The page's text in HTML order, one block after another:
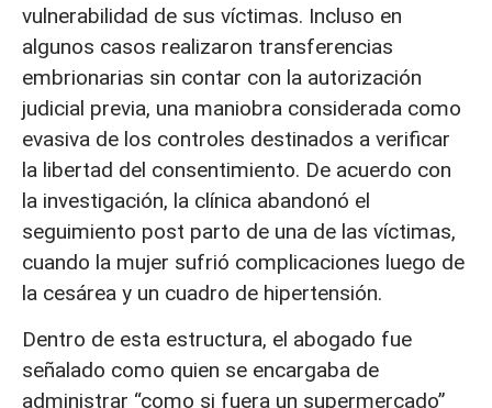
vulnerabilidad de sus víctimas. Incluso en
algunos casos realizaron transferencias
embrionarias sin contar con la autorización
judicial previa, una maniobra considerada como
evasiva de los controles destinados a verificar
la libertad del consentimiento. De acuerdo con
la investigación, la clínica abandonó el
seguimiento post parto de una de las víctimas,
cuando la mujer sufrió complicaciones luego de
la cesárea y un cuadro de hipertensión.
Dentro de esta estructura, el abogado fue
señalado como quien se encargaba de
administrar “como si fuera un supermercado”